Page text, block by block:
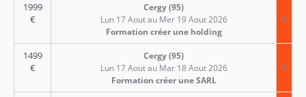
1999
€
Cergy (95)
Lun 17 Aout au Mer 19 Aout 2026
Formation créer une holding
1499
€
Cergy (95)
Lun 17 Aout au Mar 18 Aout 2026
Formation créer une SARL